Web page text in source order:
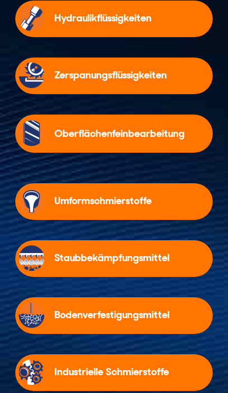
Hydraulikflüssigkeiten
Zerspanungsflüssigkeiten
Oberflächenfeinbearbeitung
Umformschmierstoffe
Staubbekämpfungsmittel
Bodenverfestigungsmittel
Industrielle Schmierstoffe